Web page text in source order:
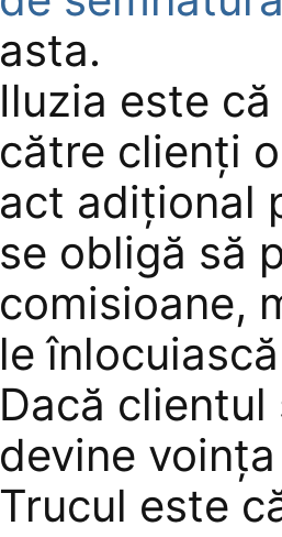
asta.
Iluzia este
către clienţi o
act adiţional
se obligă să
comisioane,
le
Dacă
devine
Trucul este